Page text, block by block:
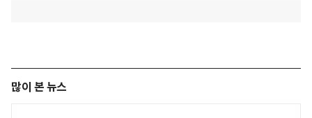
많이 본 뉴스